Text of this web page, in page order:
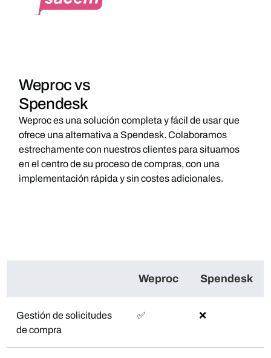
Weproc vs
Spendesk
Weproc es una solución completa y fácil de usar que
ofrece una alternativa a Spendesk. Colaboramos
estrechamente con nuestros clientes para situarnos
en el centro de su proceso de compras, con una
implementación rápida y sin costes adicionales.
Weproc Spendesk
Gestión de solicitudes
de compra
✅ ❌